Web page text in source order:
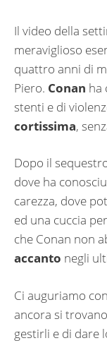
Il video della
meraviglioso
quattro anni di
Piero. Conan ha
stenti e di
cortissima,
Dopo il
dove ha
carezza, dove
ed una cuccia
che Conan non
accanto negli
Ci auguriamo
ancora si
gestirli e di dare